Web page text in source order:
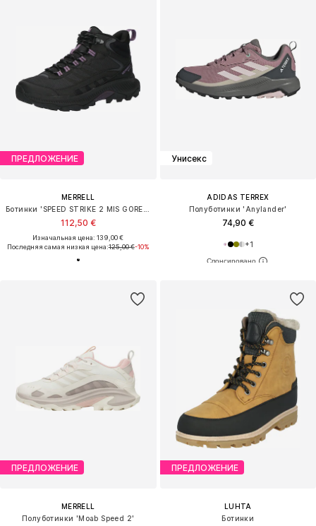
ПРЕДЛОЖЕНИЕ
MERRELL
112,50 €
Изначальная цена: 139,00 €
Последняя самая низкая цена:125,00 €-10%
Унисекс
ADIDAS TERREX
Полуботинки 'Anylander'
74,90 €
+1
ПРЕДЛОЖЕНИЕ
MERRELL
Полуботинки 'Moab Speed 2'
ПРЕДЛОЖЕНИЕ
LUHTA
Ботинки